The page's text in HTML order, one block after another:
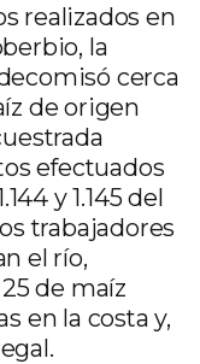
realizados en
la
cerca
de origen
efectuados
y 1.145 del
trabajadores
el río,
de maíz
en la costa y,